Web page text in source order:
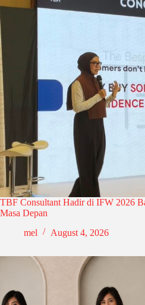
TBF Consultant Hadir di IFW 2026
Masa Depan
mel
August 4, 2026